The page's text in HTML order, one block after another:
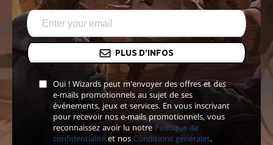
PLUS D'INFOS
Oui ! Wizards peut m'envoyer des offres et des
e-mails promotionnels au sujet de ses
événements, jeux et services. En vous inscrivant
pour recevoir nos e-mails promotionnels, vous
reconnaissez avoir lu notre Politique de
confidentialité et nos Conditions générales.